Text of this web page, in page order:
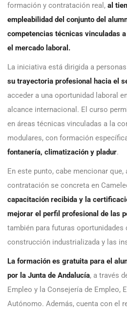
formación y contratación real, al
empleabilidad del conjunto del
competencias técnicas vinculadas
el mercado laboral.
La iniciativa está dirigida a
su trayectoria profesional hacia el
acceder a una oportunidad laboral
alcance internacional. El curso
en áreas técnicas vinculadas a la
modulares, con formación
fontanería, climatización y pladur.
En este punto, cabe mencionar
contratación se concreta en
capacitación recibida y la
mejorar el perfil profesional de las
también para futuras oportunidades
construcción industrializada y las
La formación es gratuita para el
por la Junta de Andalucía, a través
Empleo y la Consejería de Empleo,
Autónomo. Además, cuenta con el